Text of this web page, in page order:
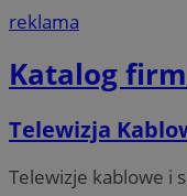
reklama
Katalog firm
Telewizja
Telewizje kablowe i